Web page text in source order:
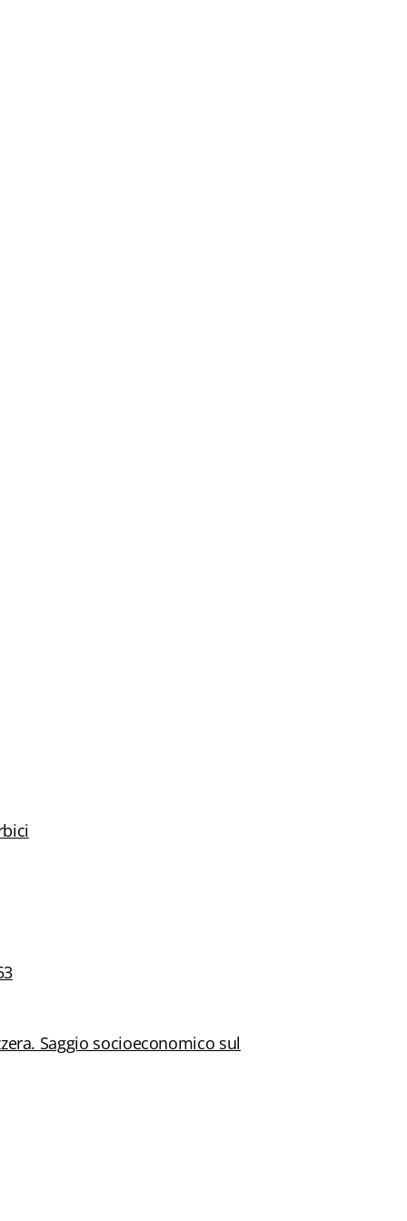
Saggio socioeconomico sul